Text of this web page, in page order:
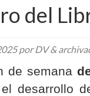
del
por DV&
de semana
desarrollo